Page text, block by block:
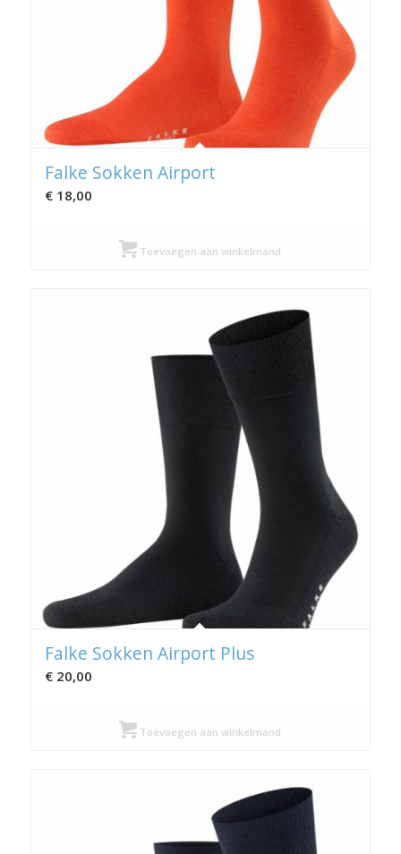
Falke Sokken Airport
€18,00
Toevoegen aan winkelmand
Falke Sokken Airport Plus
€20,00
Toevoegen aan winkelmand